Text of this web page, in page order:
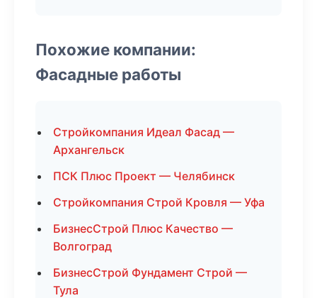
Похожие компании:
Фасадные работы
Стройкомпания Идеал Фасад —
Архангельск
ПСК Плюс Проект — Челябинск
Стройкомпания Строй Кровля — Уфа
БизнесСтрой Плюс Качество —
Волгоград
БизнесСтрой Фундамент Строй —
Тула